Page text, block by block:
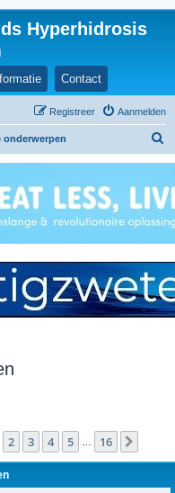
Hyperhidrosis
Contact
Aanmelden
Registreer
onderwerpen
k
van 16
2 3 4 5 16